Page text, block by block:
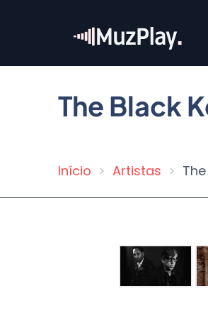
conteúdo
The Black
Trilha
navegação
Início Artistas